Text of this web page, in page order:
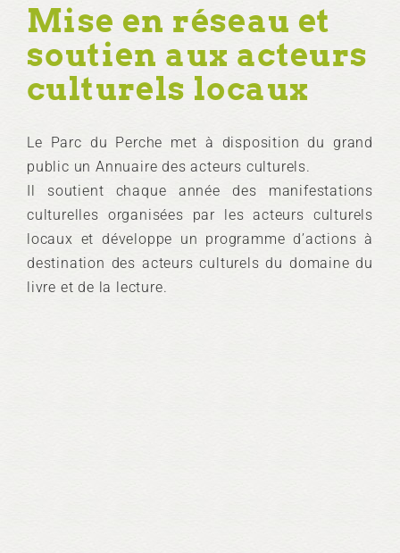
Mise en réseau et
soutien aux acteurs
culturels locaux
Le Parc du Perche met à disposition du grand
public un Annuaire des acteurs culturels.
Il soutient chaque année des manifestations
culturelles organisées par les acteurs culturels
locaux et développe un programme d’actions à
destination des acteurs culturels du domaine du
livre et de la lecture.